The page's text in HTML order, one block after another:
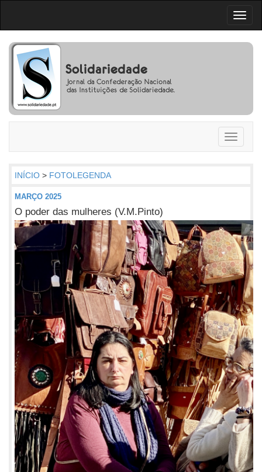
Toggle
INÍCIO > FOTOLEGENDA
MARÇO 2025
O poder das mulheres (V.M.Pinto)